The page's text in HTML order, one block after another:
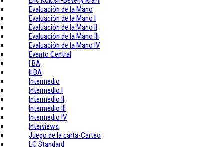
Evaluación de la Mano
Evaluación de la Mano I
Evaluación de la Mano II
Evaluación de la Mano III
Evaluación de la Mano IV
Evento Central
I BA
II BA
Intermedio
Intermedio I
Intermedio II
Intermedio III
Intermedio IV
Interviews
Juego de la carta-Carteo
LC Standard